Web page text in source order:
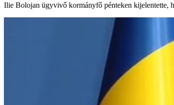
Ilie Bolojan ügyvivő kormányfő pénteken kijelentette,